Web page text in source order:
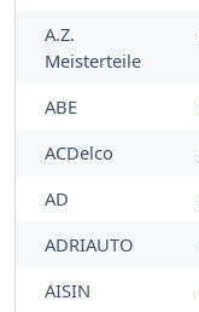
A.Z.
Meisterteile
ABE
ACDelco
AD
ADRIAUTO
AISIN